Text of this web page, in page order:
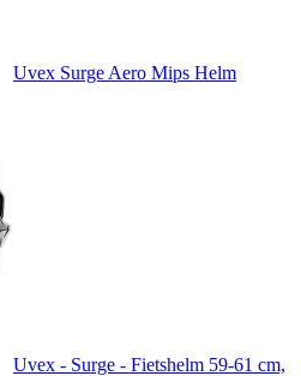
Uvex Surge Aero Mips Helm
Uvex - Surge - Fietshelm 59-61 cm,